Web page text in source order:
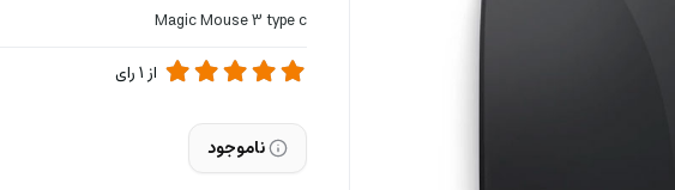
Magic Mouse 3 type c
از1رای
ناموجود